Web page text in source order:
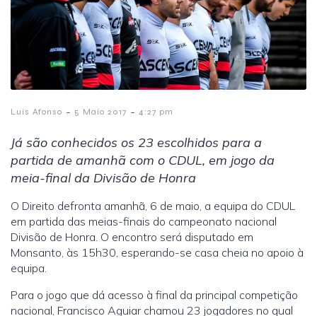
Luis Afonso - 5 Maio 2017 - 4:27 pm
Já são conhecidos os 23 escolhidos para a
partida de amanhã com o CDUL, em jogo da
meia-final da Divisão de Honra
O Direito defronta amanhã, 6 de maio, a equipa do CDUL
em partida das meias-finais do campeonato nacional
Divisão de Honra. O encontro será disputado em
Monsanto, às 15h30, esperando-se casa cheia no apoio à
equipa.
Para o jogo que dá acesso à final da principal competição
nacional, Francisco Aguiar chamou 23 jogadores no qual